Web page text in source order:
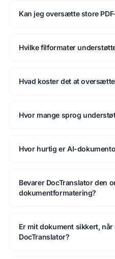
Kan jeg oversætte store
Hvilke filformater
Hvad koster det at
Hvor mange sprog
Hvor hurtig er AI-
Bevarer DocTranslator den
dokumentformatering?
Er mit dokument sikkert,
DocTranslator?